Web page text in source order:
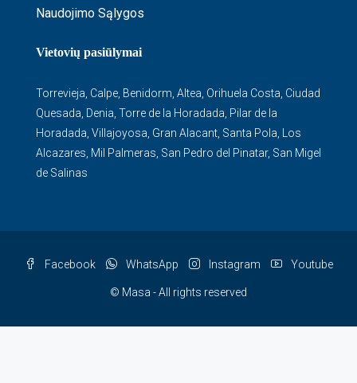
Naudojimo Sąlygos
Vietovių pasiūlymai
Torrevieja Calpe Benidorm Altea Orihuela Costa Ciudad
Quesada Denia Torre de la Horadada Pilar de la
Horadada Villajoyosa Gran Alacant Santa Pola
Los
Alcazares Mil Palmeras San Pedro del Pinatar, San Migel
de Salinas
Facebook WhatsApp Instagram Youtube
© Masa - All rights reserved